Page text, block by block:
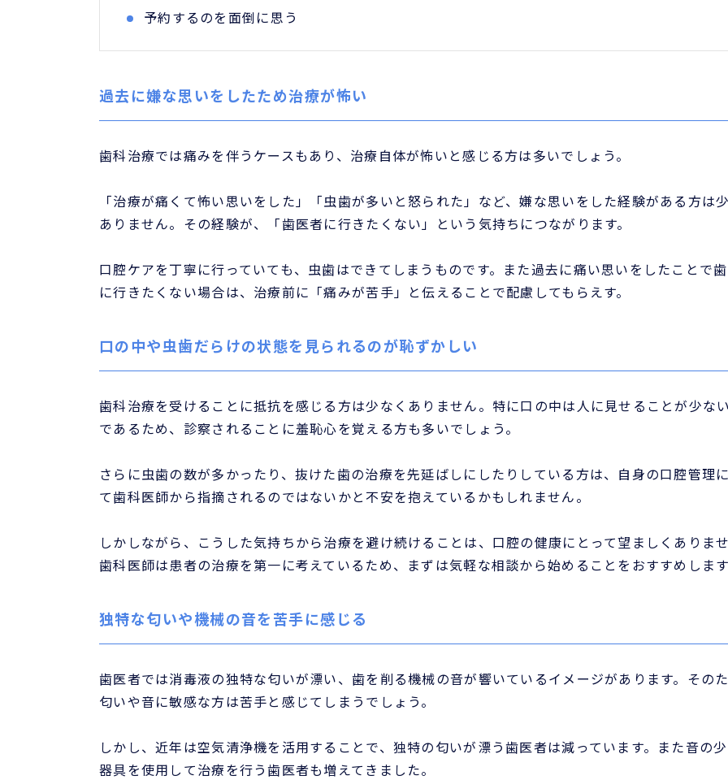
予約するのを面倒に思う
過去に嫌な思いをしたため治療が怖い
歯科治療では痛みを伴うケースもあり、治療自体が怖いと感じる方は多いでしょう。
「治療が痛くて怖い思いをした」「虫歯が多いと怒られた」など、嫌な思いをした経験がある方は
ありません。その経験が、「歯医者に行きたくない」という気持ちにつながります。
口腔ケアを丁寧に行っていても、虫歯はできてしまうものです。また過去に痛い思いをしたことで
に行きたくない場合は、治療前に「痛みが苦手」と伝えることで配慮してもらえす。
口の中や虫歯だらけの状態を見られるのが恥ずかしい
歯科治療を受けることに抵抗を感じる方は少なくありません。特に口の中は人に見せることが少な
であるため、診察されることに羞恥心を覚える方も多いでしょう。
さらに虫歯の数が多かったり、抜けた歯の治療を先延ばしにしたりしている方は、自身の口腔管理
て歯科医師から指摘されるのではないかと不安を抱えているかもしれません。
しかしながら、こうした気持ちから治療を避け続けることは、口腔の健康にとって望ましくありま
歯科医師は患者の治療を第一に考えているため、まずは気軽な相談から始めることをおすすめしま
独特な匂いや機械の音を苦手に感じる
歯医者では消毒液の独特な匂いが漂い、歯を削る機械の音が響いているイメージがあります。その
匂いや音に敏感な方は苦手と感じてしまうでしょう。
しかし、近年は空気清浄機を活用することで、独特の匂いが漂う歯医者は減っています。また音の
器具を使用して治療を行う歯医者も増えてきました。